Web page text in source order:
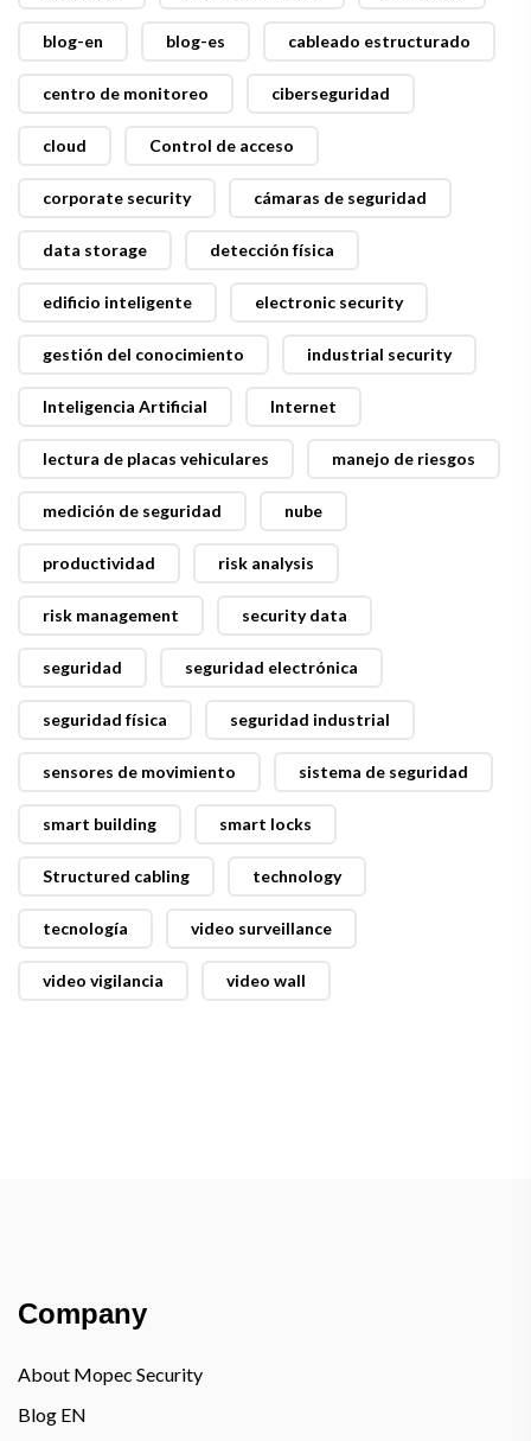
blog-en blog-es cableado estructurado
centro de monitoreo ciberseguridad
cloud Control de acceso
corporate security cámaras de seguridad
data storage detección física
edificio inteligente electronic security
gestión del conocimiento industrial security
Inteligencia Artificial Internet
lectura de placas vehiculares manejo de riesgos
medición de seguridad nube
productividad risk analysis
risk management security data
seguridad seguridad electrónica
seguridad física seguridad industrial
sensores de movimiento sistema de seguridad
smart building smart locks
Structured cabling technology
tecnología video surveillance
video vigilancia video wall
Company
About Mopec Security
Blog EN